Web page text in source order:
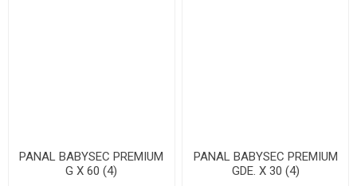
PANAL BABYSEC PREMIUM
G X 60 (4)
PANAL BABYSEC PREMIUM
GDE. X 30 (4)